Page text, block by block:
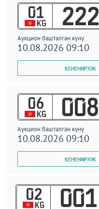
01
KG 222
Аукцион башталган күнү
10.08.2026 09:10
06
KG 008
Аукцион башталган күнү
10.08.2026 09:10
02
KG 001